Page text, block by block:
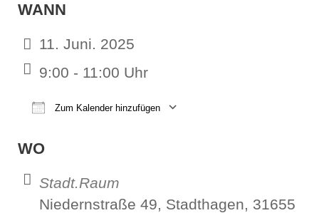
WANN
11. Juni. 2025
9:00 - 11:00 Uhr
Zum Kalender hinzufügen
WO
Stadt.Raum
Niedernstraße 49, Stadthagen, 31655